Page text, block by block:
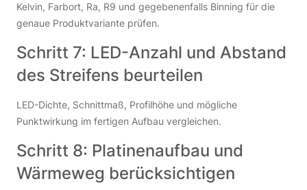
Kelvin, Farbort, Ra, R9 und gegebenenfalls Binning für die
genaue Produktvariante prüfen.
Schritt 7: LED-Anzahl und Abstand
des Streifens beurteilen
LED-Dichte, Schnittmaß, Profilhöhe und mögliche
Punktwirkung im fertigen Aufbau vergleichen.
Schritt 8: Platinenaufbau und
Wärmeweg berücksichtigen